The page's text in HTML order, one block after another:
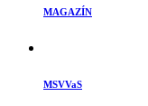
MAGAZÍN
MSVVaS